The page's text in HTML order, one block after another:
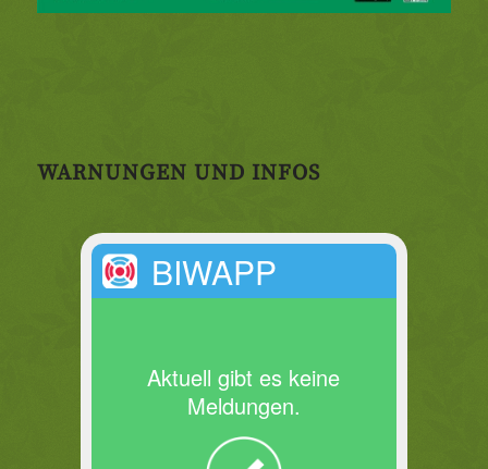
WARNUNGEN UND INFOS
BIWAPP
Aktuell gibt es keine
Meldungen.